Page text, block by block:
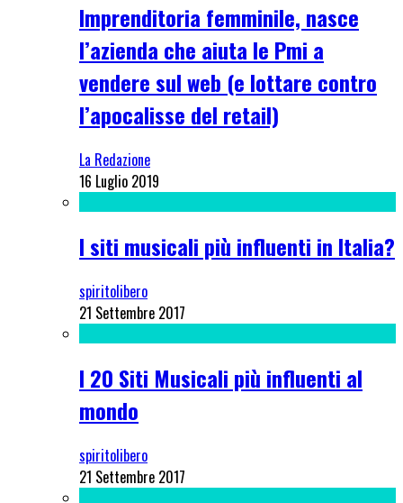
Imprenditoria femminile, nasce
l’azienda che aiuta le Pmi a
vendere sul web (e lottare contro
l’apocalisse del retail)
La Redazione
16 Luglio 2019
I siti musicali più influenti in Italia?
spiritolibero
21 Settembre 2017
I 20 Siti Musicali più influenti al
mondo
spiritolibero
21 Settembre 2017